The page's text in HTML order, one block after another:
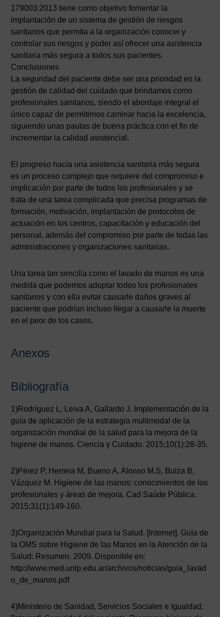
179003:2013 tiene como objetivo fomentar la
implantación de un sistema de gestión de riesgos
sanitarios que permita a la organización conocer y
controlar sus riesgos y poder así ofrecer una asistencia
sanitaria más segura a todos sus pacientes.
Conclusiones
La seguridad del paciente debe ser una prioridad en la
gestión de calidad del cuidado que brindamos como
profesionales sanitarios, siendo el abordaje integral el
único capaz de permitirnos caminar hacia la excelencia,
siguiendo unas pautas de buena práctica con el fin de
incrementar la calidad asistencial.
El progreso hacia una asistencia sanitaria más segura
es un proceso complejo que requiere del compromiso e
implicación por parte de todos los profesionales y se
trata de una tarea complicada que precisa programas de
formación, motivación, implantación de protocolos de
actuación en los centros, capacitación y educación del
personal, además del compromiso por parte de todas las
administraciones y organizaciones sanitarias.
Una tarea tan sencilla como el lavado de manos es una
medida que podemos adoptar todos los profesionales
sanitarios y con ella evitar causarle daños graves al
paciente que podrían incluso llegar a causarle la muerte
en el peor de los casos.
Anexos
Bibliografía
1)Rodríguez L, Leiva A, Gallardo J. Implementación de la
guía de aplicación de la estrategia multimodal de la
organización mundial de la salud para la mejora de la
higiene de manos. Ciencia y Cuidado. 2015;10(1):28-35.
2)Pérez P, Herrera M, Bueno A, Alonso M.S, Buiza B,
Vázquez M. Higiene de las manos: conocimientos de los
profesionales y áreas de mejora. Cad Saúde Pública.
2015;31(1):149-160.
3)Organización Mundial para la Salud. [Internet]. Guía de
la OMS sobre Higiene de las Manos en la Atención de la
Salud: Resumen. 2009. Disponible en:
http://www.med.unlp.edu.ar/archivos/noticias/guia_lavad
o_de_manos.pdf
4)Ministerio de Sanidad, Servicios Sociales e Igualdad.